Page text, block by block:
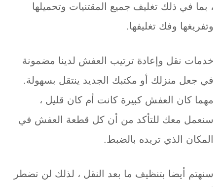
، بما في ذلك تغليف جميع المقتنيات وتحميلها
وتفريغها وفك تغليفها.
خدمات نقل وإعادة ترتيب العفش لدينا مضمونة
في جعل منزلك أو مكتبك الجديد ينتقل بسهولة.
مهما كان العفش كبيرة كانت أم كان قليل ،
سنعمل معك للتأكد من أن كل قطعة العفش في
المكان الذي تريده بالضبط.
سنهتم أيضا بتنظيف ما بعد النقل ، لذلك لن تضطر